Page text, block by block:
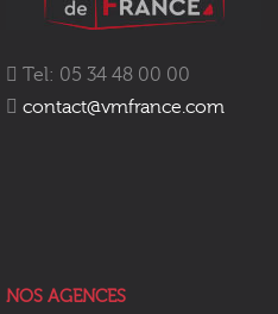
Tel: 05 34 48 00 00
contact@vmfrance.com
NOS AGENCES